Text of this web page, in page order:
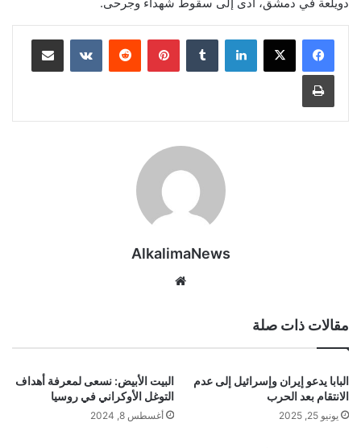
لينكدإن بينتيريست
AlkalimaNews
مقالات ذات صلة
البابا يدعو إيران وإسرائيل إلى عدم
الانتقام بعد الحرب
يونيو 25, 2025
البيت الأبيض: نسعى لمعرفة أهداف
التوغل الأوكراني في روسيا
أغسطس 8, 2024